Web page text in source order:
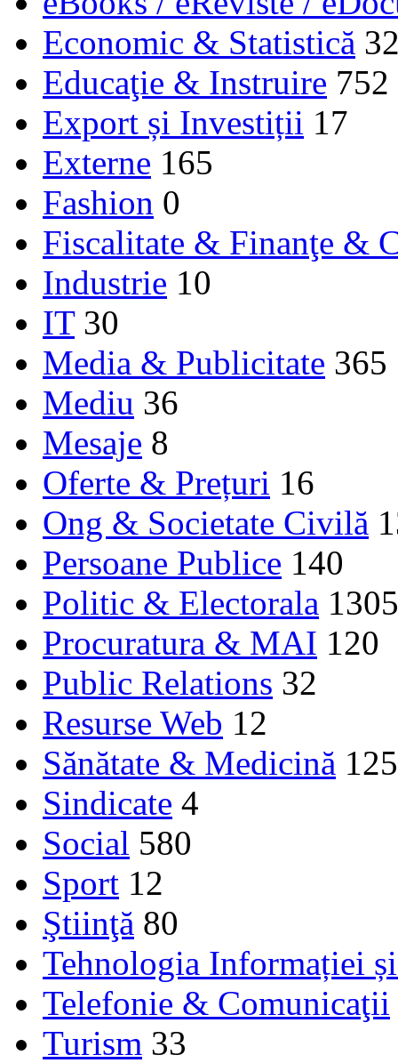
Economic & Statistică
Educaţie & Instruire 752
Export și Investiții 17
Externe 165
Fashion 0
Fiscalitate & Finanţe &
Industrie 10
IT 30
Media & Publicitate 365
Mediu 36
Mesaje 8
Oferte & Prețuri 16
Ong & Societate Civilă
Persoane Publice 140
Politic & Electorala 1305
Procuratura & MAI 120
Public Relations 32
Resurse Web 12
Sănătate & Medicină 125
Sindicate 4
Social 580
Sport 12
Ştiinţă 80
Tehnologia Informației
Telefonie & Comunicaţii
Turism 33